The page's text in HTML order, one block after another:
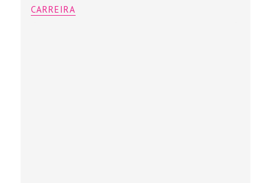
CARREIRA